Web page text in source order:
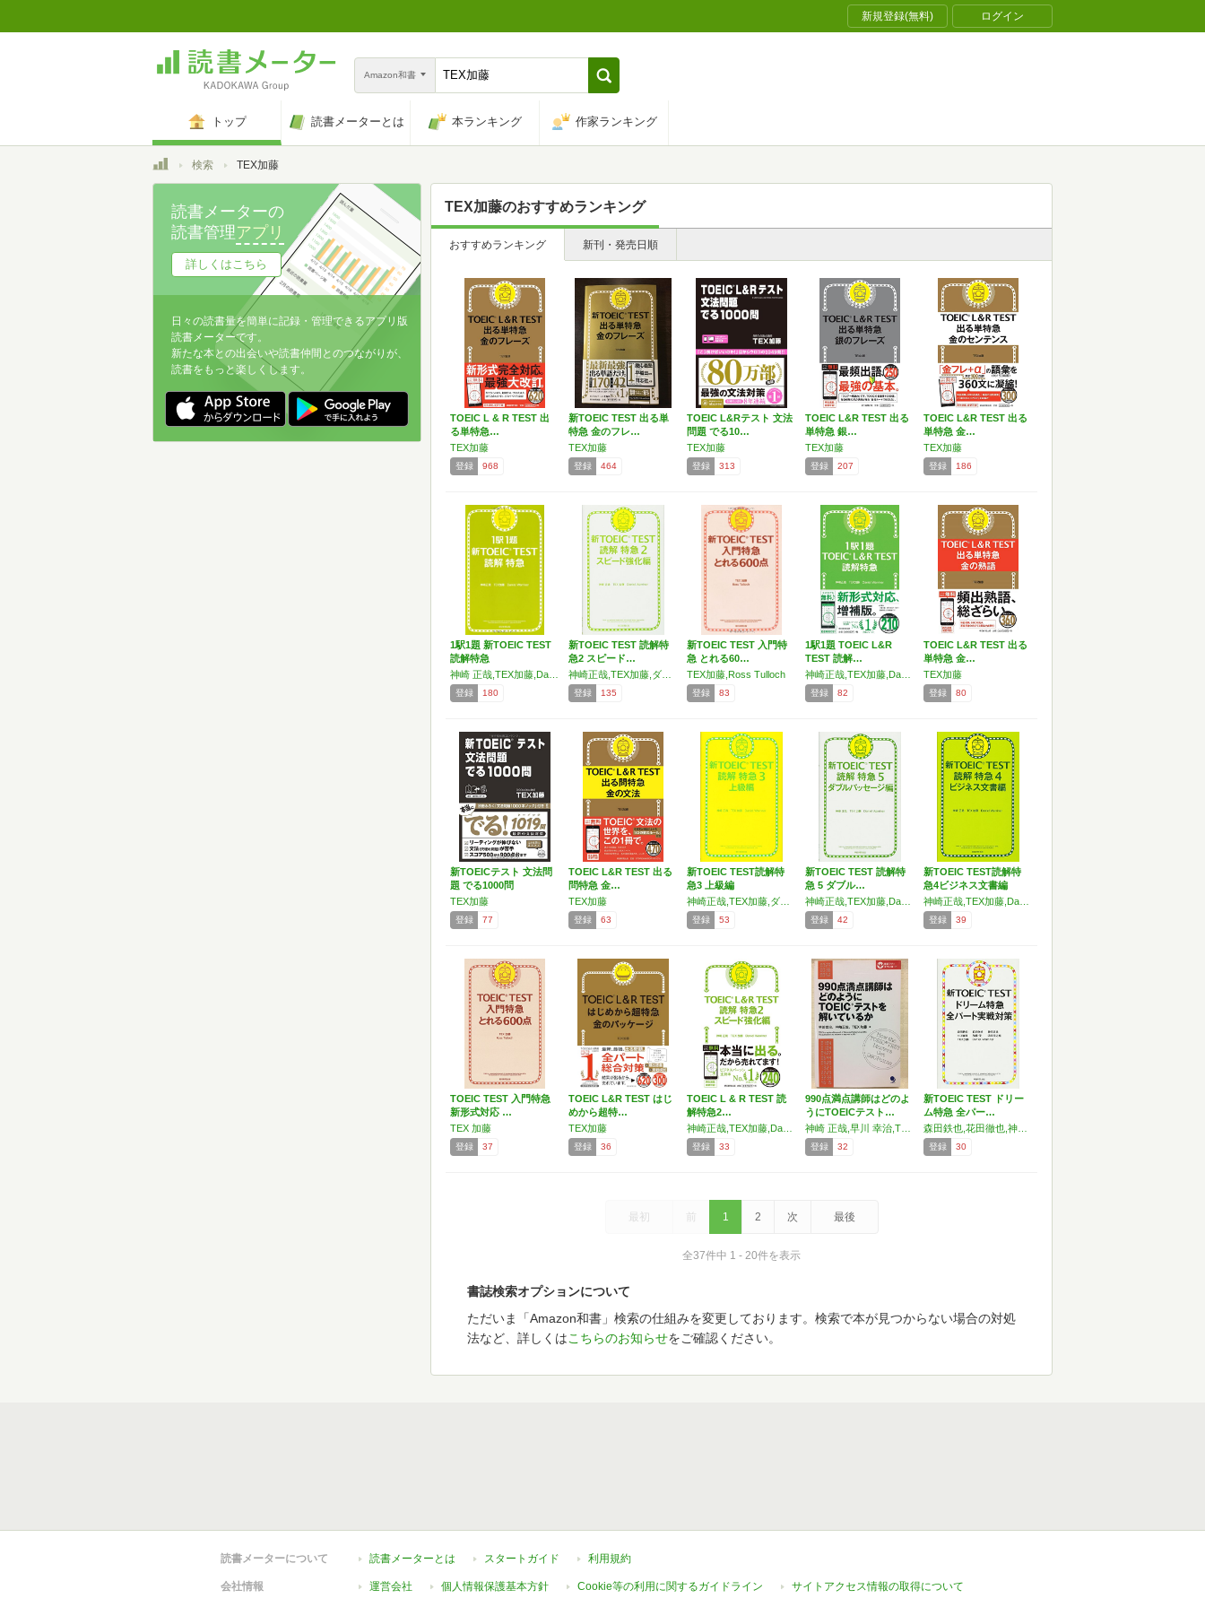
新規登録(無料) ログイン
Amazon和書
トップ 読書メーターとは 本ランキング 作家ランキング
トップ検索 TEX加藤
TEX加藤のおすすめランキング
おすすめランキング 新刊・発売日順
TOEIC L & R TEST 出
る単特急…
TEX加藤
登録 968
新TOEIC TEST 出る単
特急 金のフレ…
TEX加藤
登録 464
TOEIC L&Rテスト 文法
問題 でる10…
TEX加藤
登録 313
TOEIC L&R TEST 出る
単特急 銀…
TEX加藤
登録 207
TOEIC L&R TEST 出る
単特急 金…
TEX加藤
登録 186
1駅1題 新TOEIC TEST
読解特急
登録 180
新TOEIC TEST 読解特
急2 スピード…
登録 135
新TOEIC TEST 入門特
急 とれる60…
TEX加藤,Ross Tulloch
登録 83
1駅1題 TOEIC L&R
TEST 読解…
登録 82
TOEIC L&R TEST 出る
単特急 金…
TEX加藤
登録 80
新TOEICテスト 文法問
題 でる1000問
TEX加藤
登録 77
TOEIC L&R TEST 出る
問特急 金…
TEX加藤
登録 63
新TOEIC TEST読解特
急3 上級編
登録 53
新TOEIC TEST 読解特
急 5 ダブル…
登録 42
新TOEIC TEST読解特
急4ビジネス文書編
登録 39
TOEIC TEST 入門特急
新形式対応 …
TEX 加藤
登録 37
TOEIC L&R TEST はじ
めから超特…
TEX加藤
登録 36
TOEIC L & R TEST 読
解特急2…
登録 33
990点満点講師はどのよ
うにTOEICテスト…
登録 32
新TOEIC TEST ドリー
ム特急 全パー…
登録 30
最初 前 1 2 次 最後
全37件中 1 - 20件を表示
書誌検索オプションについて
ただいま「Amazon和書」検索の仕組みを変更しております。検索で本が見つからない場合の対処
法など、詳しくはこちらのお知らせをご確認ください。
読書メーターの
読書管理アプリ
詳しくはこちら
日々の読書量を簡単に記録・管理できるアプリ版
読書メーターです。
新たな本との出会いや読書仲間とのつながりが、
読書をもっと楽しくします。
読書メーターについて 読書メーターとは スタートガイド 利用規約
会社情報 運営会社 個人情報保護基本方針 Cookie等の利用に関するガイドライン サイトアクセス情報の取得について